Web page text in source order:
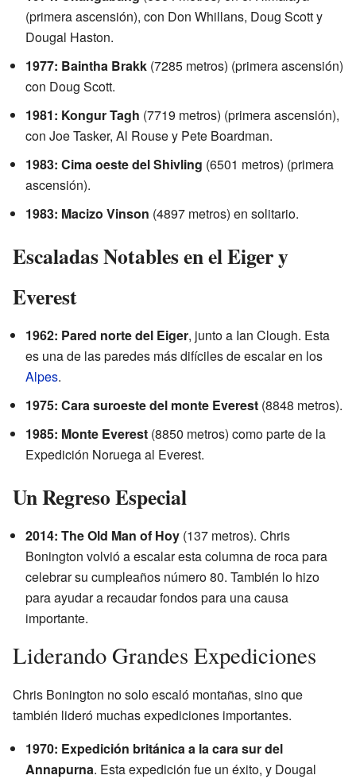
(primera ascensión), con Don Whillans, Doug Scott y
Dougal Haston.
1977: Baintha Brakk (7285 metros) (primera ascensión)
con Doug Scott.
1981: Kongur Tagh (7719 metros) (primera ascensión),
con Joe Tasker, Al Rouse y Pete Boardman.
1983: Cima oeste del Shivling (6501 metros) (primera
ascensión).
1983: Macizo Vinson (4897 metros) en solitario.
Escaladas Notables en el Eiger y
Everest
1962: Pared norte del Eiger, junto a Ian Clough. Esta
es una de las paredes más difíciles de escalar en los
Alpes.
1975: Cara suroeste del monte Everest (8848 metros).
1985: Monte Everest (8850 metros) como parte de la
Expedición Noruega al Everest.
Un Regreso Especial
2014: The Old Man of Hoy (137 metros). Chris
Bonington volvió a escalar esta columna de roca para
celebrar su cumpleaños número 80. También lo hizo
para ayudar a recaudar fondos para una causa
importante.
Liderando Grandes Expediciones
Chris Bonington no solo escaló montañas, sino que
también lideró muchas expediciones importantes.
1970: Expedición británica a la cara sur del
Annapurna. Esta expedición fue un éxito, y Dougal